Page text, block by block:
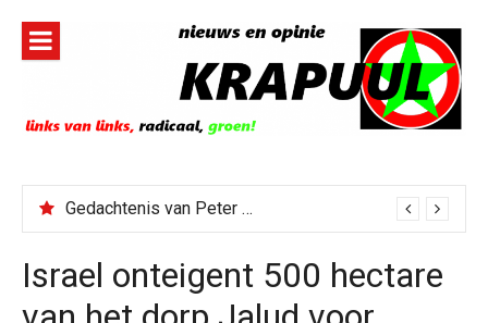
inhoud
Gedachtenis van Peter Faber
Israel onteigent 500 hectare